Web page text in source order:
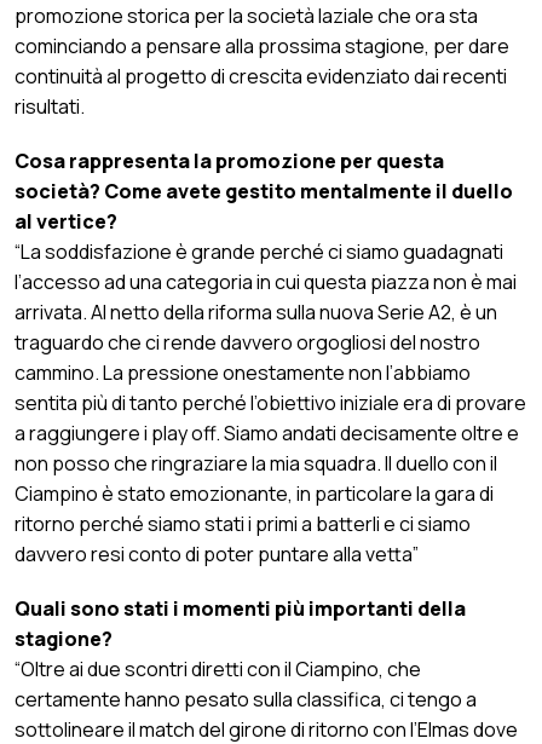
promozione storica per la società laziale che ora sta
cominciando a pensare alla prossima stagione, per dare
continuità al progetto di crescita evidenziato dai recenti
risultati.
Cosa rappresenta la promozione per questa
società? Come avete gestito mentalmente il duello
al vertice?
“La soddisfazione è grande perché ci siamo guadagnati
l’accesso ad una categoria in cui questa piazza non è mai
arrivata. Al netto della riforma sulla nuova Serie A2, è un
traguardo che ci rende davvero orgogliosi del nostro
cammino. La pressione onestamente non l’abbiamo
sentita più di tanto perché l’obiettivo iniziale era di provare
a raggiungere i play off. Siamo andati decisamente oltre e
non posso che ringraziare la mia squadra. Il duello con il
Ciampino è stato emozionante, in particolare la gara di
ritorno perché siamo stati i primi a batterli e ci siamo
davvero resi conto di poter puntare alla vetta”
Quali sono stati i momenti più importanti della
stagione?
“Oltre ai due scontri diretti con il Ciampino, che
certamente hanno pesato sulla classifica, ci tengo a
sottolineare il match del girone di ritorno con l’Elmas dove